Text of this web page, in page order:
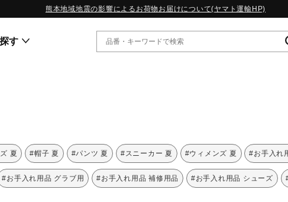
熊本地域地震の影響によるお荷物お届けについて(ヤマト運輸HP)
す
W.PROPHECY1｜特集
WP MAGIC MITA｜特集
WP STRAP｜特集
スペシャルカラーパック｜特集
夏 #帽子 夏 #パンツ 夏 #スニーカー 夏 #ウィメンズ 夏 #お手入れ
#お手入れ用品 グラブ用 #お手入れ用品 補修用品 #お手入れ用品 シューズ